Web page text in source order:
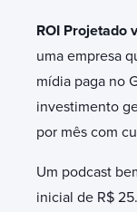
ROI Projetado
uma empresa
mídia paga no
investimento
por mês com
Um podcast
inicial de R$